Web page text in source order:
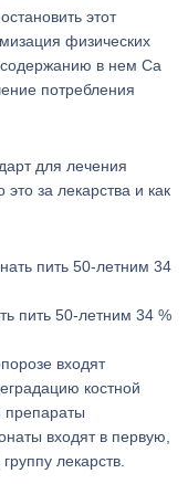
этот
физических
содержанию в нем Ca
потребления
для лечения
за лекарства и как
пить 50-летним 34 %
входят
костной
препараты
входят в первую,
лекарств.